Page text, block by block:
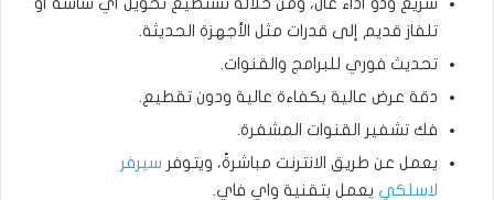
تلفاز قديم إلى قدرات مثل الأجهزة الحديثة.
تحديث فوري للبرامج والقنوات.
دقة عرض عالية بكفاءة عالية ودون تقطيع.
فك تشفير القنوات المشفرة.
يعمل عن طريق الانترنت مباشرةً، ويتوفر سيرفر
لاسلكي يعمل بتقنية واي فاي.